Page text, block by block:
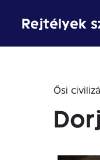
Rejtélyek
Ősi